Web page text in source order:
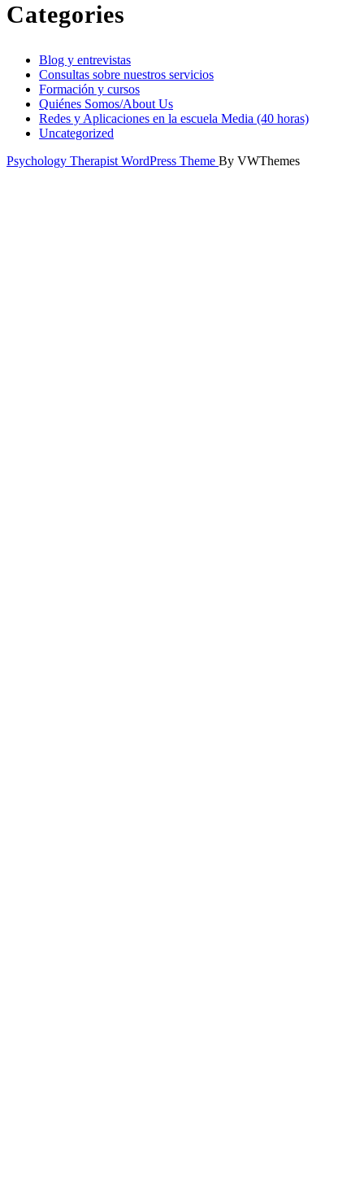
Categories
Blog y entrevistas
Consultas sobre nuestros servicios
Formación y cursos
Quiénes Somos/About Us
Redes y Aplicaciones en la escuela Media (40 horas)
Uncategorized
Psychology Therapist WordPress Theme By VWThemes